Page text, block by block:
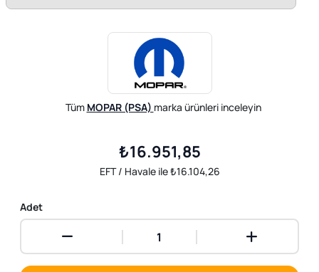
Tüm MOPAR (PSA) marka ürünleri inceleyin
₺16.951,85
EFT / Havale ile ₺16.104,26
Adet